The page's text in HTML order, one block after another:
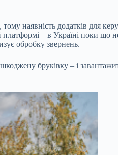
наявність додатків для
платформі – в Україні поки
обробку звернень.
бруківку – і